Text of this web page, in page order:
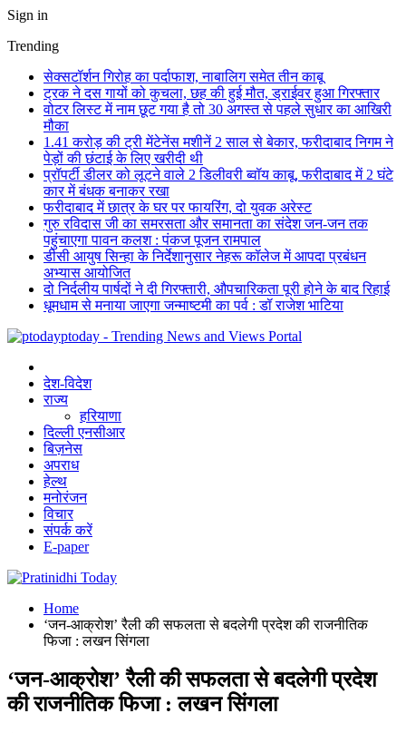
Sign in
Trending
सेक्सटॉर्शन गिरोह का पर्दाफाश, नाबालिग समेत तीन काबू
ट्रक ने दस गायों को कुचला, छह की हुई मौत, ड्राईवर हुआ गिरफ्तार
वोटर लिस्ट में नाम छूट गया है तो 30 अगस्त से पहले सुधार का आखिरी
मौका
1.41 करोड़ की ट्री मेंटेनेंस मशीनें 2 साल से बेकार, फरीदाबाद निगम ने
पेड़ों की छंटाई के लिए खरीदी थी
प्रॉपर्टी डीलर को लूटने वाले 2 डिलीवरी ब्वॉय काबू, फरीदाबाद में 2 घंटे
कार में बंधक बनाकर रखा
फरीदाबाद में छात्र के घर पर फायरिंग, दो युवक अरेस्ट
गुरु रविदास जी का समरसता और समानता का संदेश जन-जन तक
पहुंचाएगा पावन कलश : पंकज पूजन रामपाल
डीसी आयुष सिन्हा के निर्देशानुसार नेहरू कॉलेज में आपदा प्रबंधन
अभ्यास आयोजित
दो निर्दलीय पार्षदों ने दी गिरफ्तारी, औपचारिकता पूरी होने के बाद रिहाई
धूमधाम से मनाया जाएगा जन्माष्टमी का पर्व : डॉ राजेश भाटिया
ptoday - Trending News and Views Portal
देश-विदेश
राज्य
हरियाणा
दिल्ली एनसीआर
बिज़नेस
अपराध
हेल्थ
मनोरंजन
विचार
संपर्क करें
E-paper
Home
‘जन-आक्रोश’ रैली की सफलता से बदलेगी प्रदेश की राजनीतिक
फिजा : लखन सिंगला
‘जन-आक्रोश’ रैली की सफलता से बदलेगी प्रदेश
की राजनीतिक फिजा : लखन सिंगला